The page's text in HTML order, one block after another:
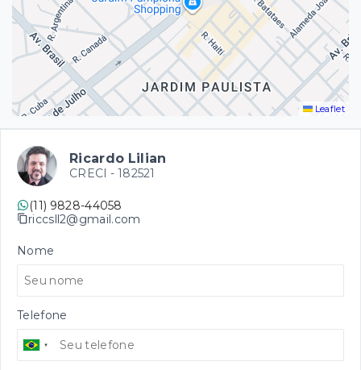
Leaflet
Ricardo Lilian
CRECI - 182521
(11) 9828-44058
riccsll2@gmail.com
Nome
Telefone